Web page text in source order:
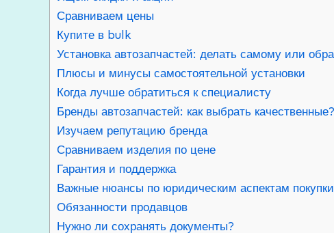
Сравниваем цены
Купите в bulk
Установка автозапчастей: делать самому или
Плюсы и минусы самостоятельной установки
Когда лучше обратиться к специалисту
Бренды автозапчастей: как выбрать качественные?
Изучаем репутацию бренда
Сравниваем изделия по цене
Гарантия и поддержка
Важные нюансы по юридическим аспектам покупки
Обязанности продавцов
Нужно ли сохранять документы?